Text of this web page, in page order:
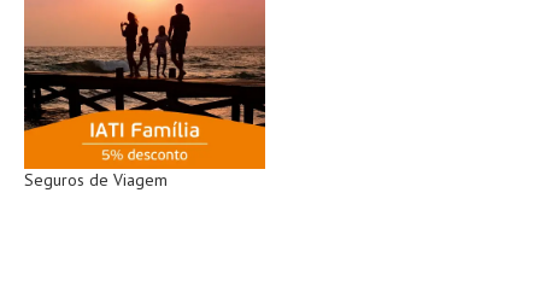
Seguros de Viagem